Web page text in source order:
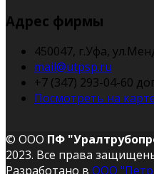
Адрес фирмы
450047, г.Уфа,
mail@utpsp.ru
+7 (347) 293-04-60
Посмотреть на
© ООО ПФ
2023. Все права
Разработано в ООО